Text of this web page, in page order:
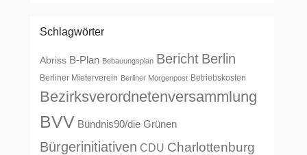
Schlagwörter
Abriss B-Plan Bebauungsplan Bericht Berlin
Berliner Mieterverein Berliner Morgenpost Betriebskosten
Bezirksverordnetenversammlung
BVV Bündnis90/die Grünen
Bürgerinitiativen CDU Charlottenburg